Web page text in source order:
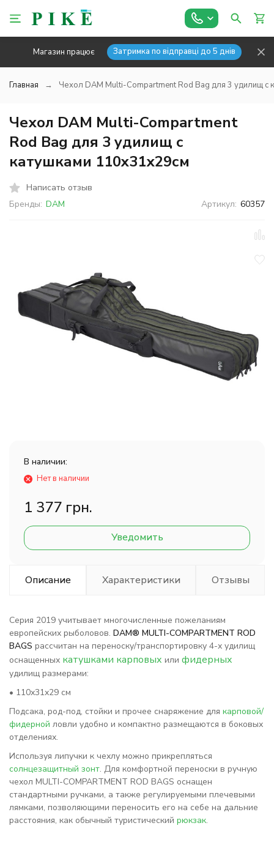
Магазин працює Затримка по відправці до 5 днів
Главная Чехол DAM Multi-Compartment Rod Bag для 3 удилищ с
Чехол DAM Multi-Compartment
Rod Bag для 3 удилищ с
катушками 110x31х29см
Написать отзыв
Бренды: DAM Артикул: 60357
В наличии:
Нет в наличии
1 377 грн.
Уведомить
Описание Характеристики Отзывы
Серия 2019 учитывает многочисленные пожеланиям
европейских рыболовов. DAM® MULTI-COMPARTMENT ROD
BAGS рассчитан на переноску/транспортировку 4-х удилищ
оснащенных катушками карповых или фидерных
удилищ размерами:
• 110х31х29 см
Подсака, род-под, стойки и прочее снаряжение для карповой/
фидерной ловли удобно и компактно размещаются в боковых
отделениях.
Используя липучки к чехлу можно прикрепляться
солнцезащитный зонт. Для комфортной переноски в ручную
чехол MULTI-COMPARTMENT ROD BAGS оснащен
стандартными ручками, а также регулируемыми плечевыми
лямками, позволяющими переносить его на себе на дальние
расстояния, как обычный туристический рюкзак.